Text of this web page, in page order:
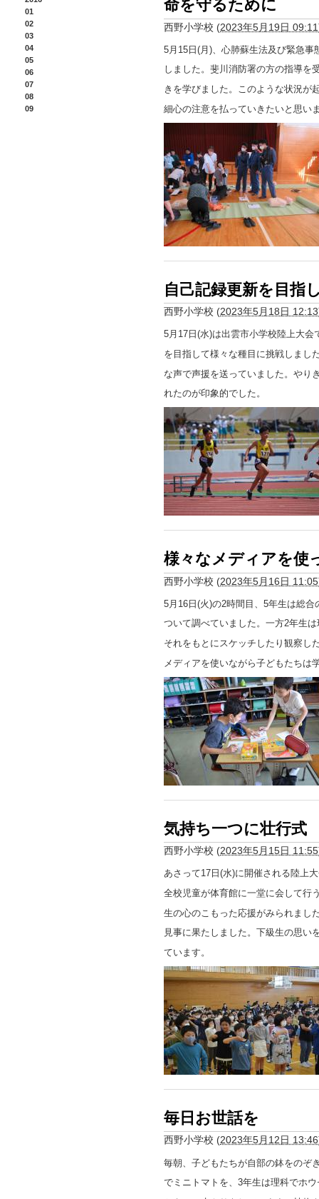
命を守るために
西野小学校 (2023年5月19日 09:11
5月15日(月)、心肺蘇生法及び緊急
しました。斐川消防署の方の指導を
きを学びました。このような状況が
細心の注意を払っていきたいと思い
自己記録更新を目指
西野小学校 (2023年5月18日 12:13
5月17日(水)は出雲市小学校陸上大
を目指して様々な種目に挑戦しまし
な声で声援を送っていました。やり
れたのが印象的でした。
様々なメディアを使
西野小学校 (2023年5月16日 11:05
5月16日(火)の2時間目、5年生は総
ついて調べていました。一方2年生
それをもとにスケッチしたり観察し
メディアを使いながら子どもたちは
気持ち一つに壮行式
西野小学校 (2023年5月15日 11:55
あさって17日(水)に開催される陸上
全校児童が体育館に一堂に会して行
生の心のこもった応援がみられまし
見事に果たしました。下級生の思い
ています。
毎日お世話を
西野小学校 (2023年5月12日 13:46
毎朝、子どもたちが自部の鉢をのぞ
でミニトマトを、3年生は理科でホ
01
02
03
04
05
06
07
08
09